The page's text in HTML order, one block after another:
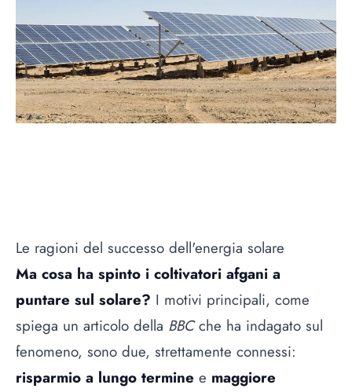
Le ragioni del successo dell'energia solare
Ma cosa ha spinto i coltivatori afgani a
puntare sul solare? I motivi principali, come
spiega un articolo della BBCche ha indagato sul
fenomeno, sono due, strettamente connessi:
risparmio a lungo termine e maggiore